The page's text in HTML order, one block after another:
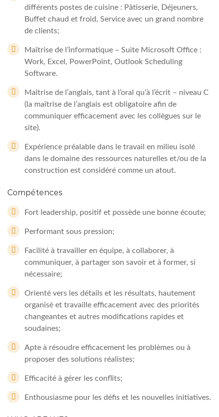
différents postes de cuisine : Pâtisserie, Déjeuners,
Buffet chaud et froid, Service avec un grand nombre
de clients;
Maîtrise de l’informatique – Suite Microsoft Office :
Work, Excel, PowerPoint, Outlook Scheduling
Software.
Maîtrise de l’anglais, tant à l’oral qu’à l’écrit – niveau C
(la maîtrise de l’anglais est obligatoire afin de
communiquer efficacement avec les collègues sur le
site).
Expérience préalable dans le travail en milieu isolé
dans le domaine des ressources naturelles et/ou de la
construction est considéré comme un atout.
Compétences
Fort leadership, positif et possède une bonne écoute;
Performant sous pression;
Facilité à travailler en équipe, à collaborer, à
communiquer, à partager son savoir et à former, si
nécessaire;
Orienté vers les détails et les résultats, hautement
organisé et travaille efficacement avec des priorités
changeantes et autres modifications rapides et
soudaines;
Apte à résoudre efficacement les problèmes ou à
proposer des solutions réalistes;
Efficacité à gérer les conflits;
Enthousiasme pour les défis et les nouvelles initiatives.